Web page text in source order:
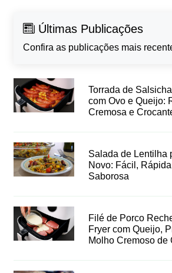
Últimas Publicações
Confira as publicações mais
Torrada de
com Ovo e Queijo:
Cremosa e
Salada de Lentilha
Novo: Fácil,
Saborosa
Filé de Porco
Fryer com Queijo,
Molho Cremoso de